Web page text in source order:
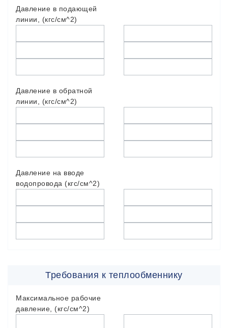
Давление в подающей
линии, (кгс/см^2)
Давление в обратной
линии, (кгс/см^2)
Давление на вводе
водопровода (кгс/см^2)
Требования к теплообменнику
Максимальное рабочие
давление, (кгс/см^2)